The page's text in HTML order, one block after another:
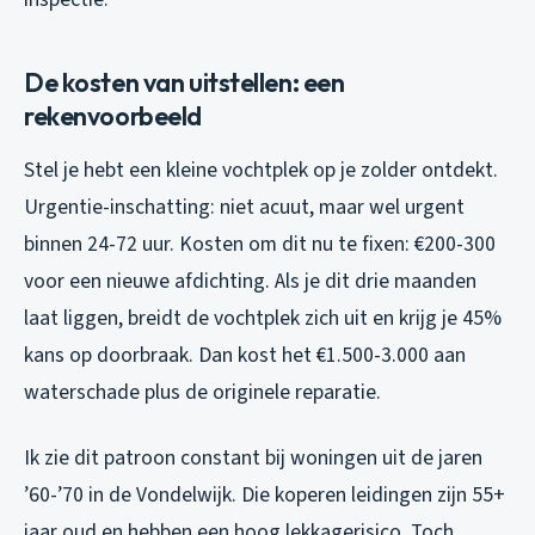
De kosten van uitstellen: een
rekenvoorbeeld
Stel je hebt een kleine vochtplek op je zolder ontdekt.
Urgentie-inschatting: niet acuut, maar wel urgent
binnen 24-72 uur. Kosten om dit nu te fixen: €200-300
voor een nieuwe afdichting. Als je dit drie maanden
laat liggen, breidt de vochtplek zich uit en krijg je 45%
kans op doorbraak. Dan kost het €1.500-3.000 aan
waterschade plus de originele reparatie.
Ik zie dit patroon constant bij woningen uit de jaren
’60-’70 in de Vondelwijk. Die koperen leidingen zijn 55+